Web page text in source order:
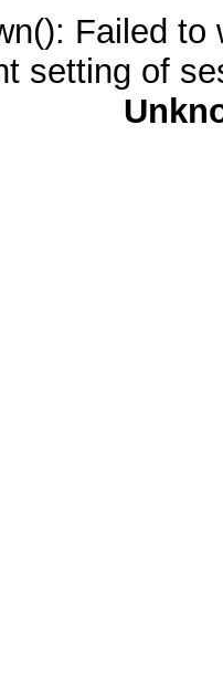
Failed
setting of